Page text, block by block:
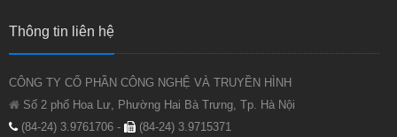
Thông tin liên hệ
CÔNG TY CỔ PHẦN CÔNG NGHỆ VÀ TRUYỀN HÌNH
Số 2 phố Hoa Lư, Phường Hai Bà Trưng, Tp. Hà Nội
(84-24) 3.9761706 -
(84-24) 3.9715371